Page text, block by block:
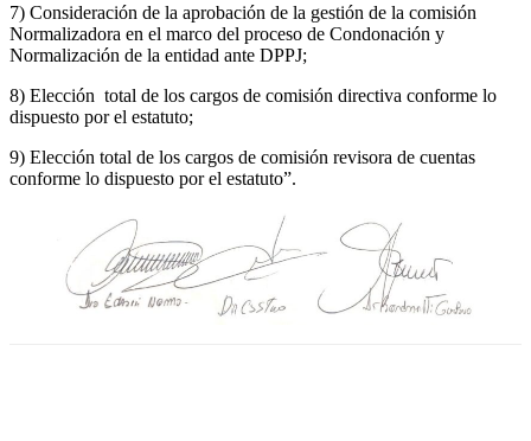
7) Consideración de la aprobación de la gestión de la comisión
Normalizadora en el marco del proceso de Condonación y
Normalización de la entidad ante DPPJ;
8) Elección total de los cargos de comisión directiva conforme lo
dispuesto por el estatuto;
9) Elección total de los cargos de comisión revisora de cuentas
conforme lo dispuesto por el estatuto”.